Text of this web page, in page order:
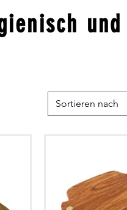
und
Sortieren nach